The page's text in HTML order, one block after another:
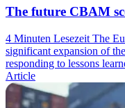
The future CBAM
4 Minuten Lesezeit The
significant expansion of
responding to lessons
Article